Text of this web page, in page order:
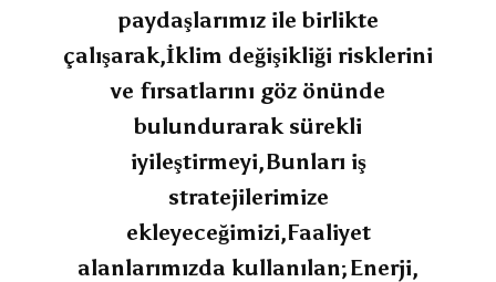
paydaşlarımız ile birlikte
çalışarak,İklim değişikliği risklerini
ve fırsatlarını göz önünde
bulundurarak sürekli
iyileştirmeyi,Bunları iş
stratejilerimize
ekleyeceğimizi,Faaliyet
alanlarımızda kullanılan;Enerji,